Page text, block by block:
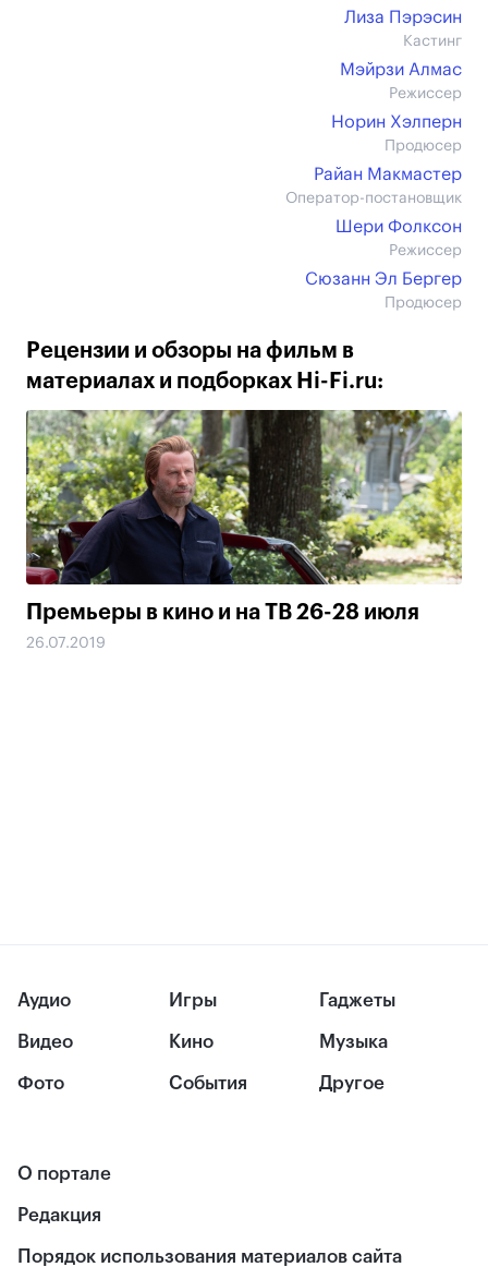
Лиза Пэрэсин
Кастинг
Мэйрзи Алмас
Режиссер
Норин Хэлперн
Продюсер
Райан Макмастер
Оператор-постановщик
Шери Фолксон
Режиссер
Сюзанн Эл Бергер
Продюсер
Рецензии и обзоры на фильм в
материалах и подборках Hi-Fi.ru:
Премьеры в кино и на ТВ 26-28 июля
26.07.2019
Аудио
Видео
Фото
Игры
Кино
События
Гаджеты
Музыка
Другое
О портале
Редакция
Порядок использования материалов сайта